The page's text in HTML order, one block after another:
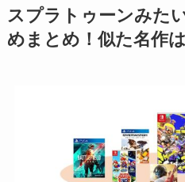
スプラトゥーンみた
めまとめ！似た名作